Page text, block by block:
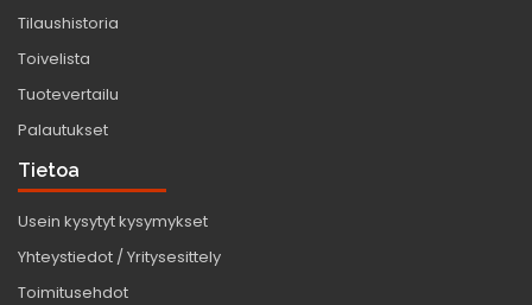
Tilaushistoria
Toivelista
Tuotevertailu
Palautukset
Tietoa
Usein kysytyt kysymykset
Yhteystiedot / Yritysesittely
Toimitusehdot